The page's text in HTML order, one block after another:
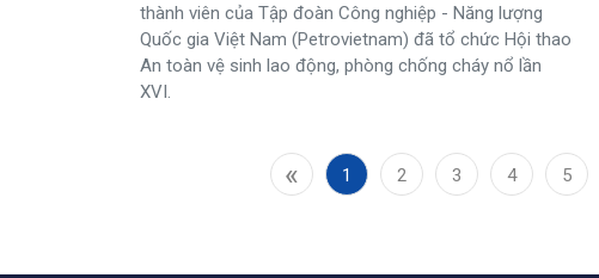
thành viên của Tập đoàn Công nghiệp - Năng lượng
Quốc gia Việt Nam (Petrovietnam) đã tổ chức Hội thao
An toàn vệ sinh lao động, phòng chống cháy nổ lần
XVI.
« 1 2 3 4 5